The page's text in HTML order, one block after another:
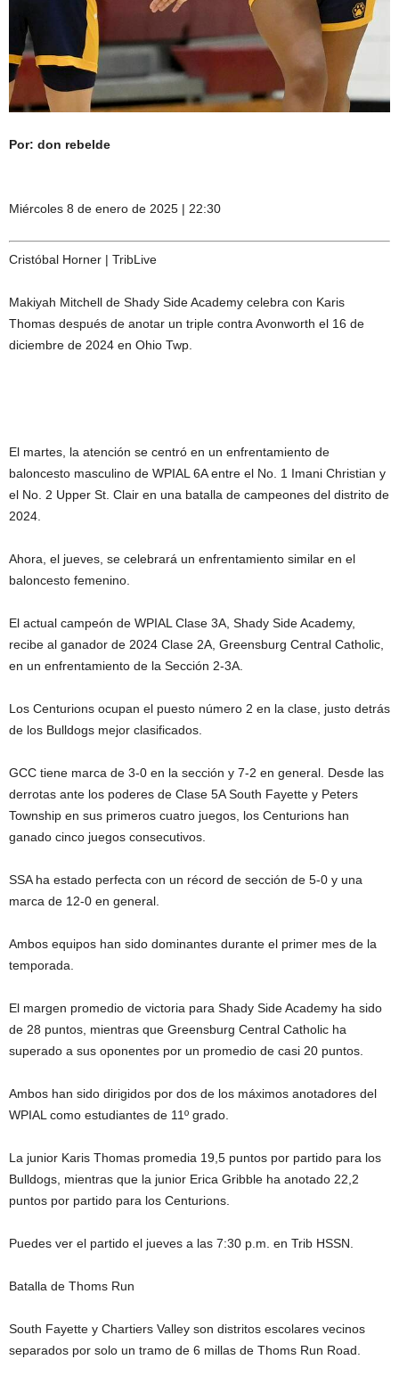
Por: don rebelde
Miércoles 8 de enero de 2025 | 22:30
Cristóbal Horner | TribLive
Makiyah Mitchell de Shady Side Academy celebra con Karis
Thomas después de anotar un triple contra Avonworth el 16 de
diciembre de 2024 en Ohio Twp.
El martes, la atención se centró en un enfrentamiento de
baloncesto masculino de WPIAL 6A entre el No. 1 Imani Christian y
el No. 2 Upper St. Clair en una batalla de campeones del distrito de
2024.
Ahora, el jueves, se celebrará un enfrentamiento similar en el
baloncesto femenino.
El actual campeón de WPIAL Clase 3A, Shady Side Academy,
recibe al ganador de 2024 Clase 2A, Greensburg Central Catholic,
en un enfrentamiento de la Sección 2-3A.
Los Centurions ocupan el puesto número 2 en la clase, justo detrás
de los Bulldogs mejor clasificados.
GCC tiene marca de 3-0 en la sección y 7-2 en general. Desde las
derrotas ante los poderes de Clase 5A South Fayette y Peters
Township en sus primeros cuatro juegos, los Centurions han
ganado cinco juegos consecutivos.
SSA ha estado perfecta con un récord de sección de 5-0 y una
marca de 12-0 en general.
Ambos equipos han sido dominantes durante el primer mes de la
temporada.
El margen promedio de victoria para Shady Side Academy ha sido
de 28 puntos, mientras que Greensburg Central Catholic ha
superado a sus oponentes por un promedio de casi 20 puntos.
Ambos han sido dirigidos por dos de los máximos anotadores del
WPIAL como estudiantes de 11º grado.
La junior Karis Thomas promedia 19,5 puntos por partido para los
Bulldogs, mientras que la junior Erica Gribble ha anotado 22,2
puntos por partido para los Centurions.
Puedes ver el partido el jueves a las 7:30 p.m. en Trib HSSN.
Batalla de Thoms Run
South Fayette y Chartiers Valley son distritos escolares vecinos
separados por solo un tramo de 6 millas de Thoms Run Road.